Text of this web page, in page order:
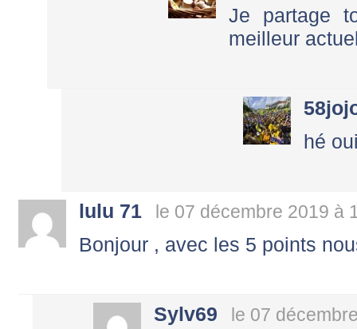
Je partage
meilleur
hé
lulu 71 le 07 décembre 2019 à
Bonjour , avec les 5 points
Sylv69 le 07